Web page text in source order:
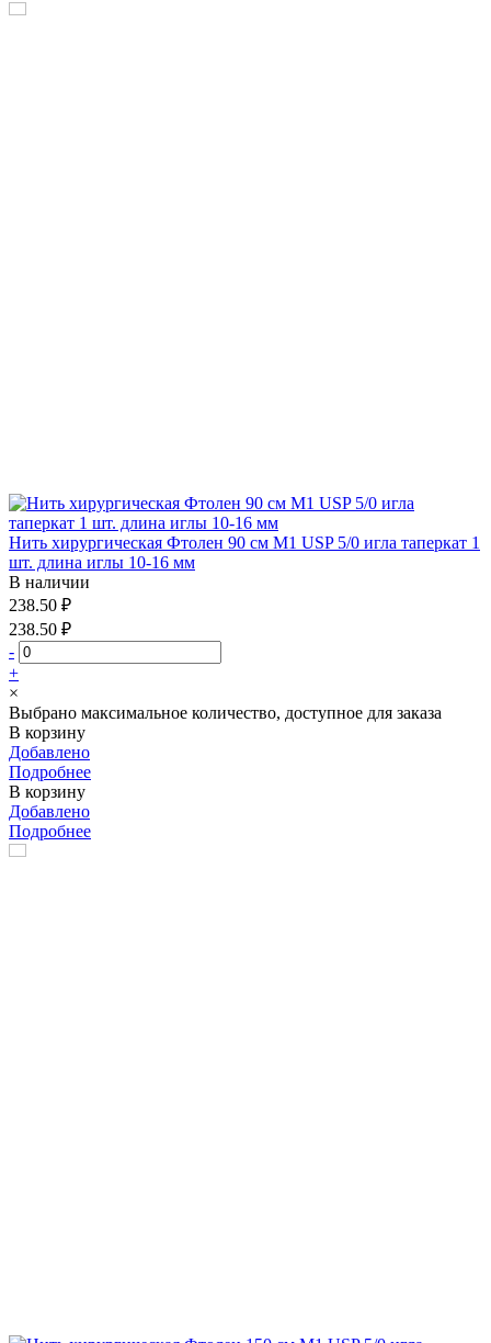
Нить хирургическая Фтолен 90 см М1 USP 5/0 игла таперкат 1
шт. длина иглы 10-16 мм
В наличии
238.50 ₽
238.50 ₽
-
+
×
Выбрано максимальное количество, доступное для заказа
В корзину
Добавлено
Подробнее
В корзину
Добавлено
Подробнее